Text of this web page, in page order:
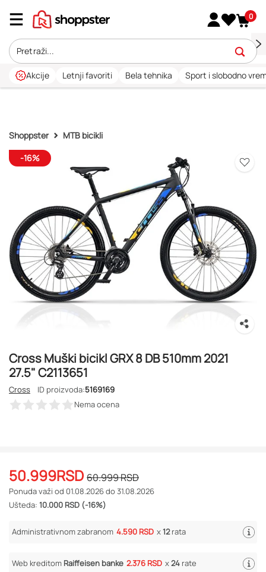
0
Akcije Letnji favoriti Bela tehnika Sport i slobodno
Shoppster
MTB bicikli
-16%
Cross Muški bicikl GRX 8 DB 510mm 2021
27.5" C2113651
Cross ID proizvoda:5169169
Nema ocena
50.999RSD 60.999RSD
Ponuda važi od 01.08.2026 do 31.08.2026
Ušteda: 10.000 RSD (-16%)
Administrativnom zabranom 4.590 RSD x12rata
Web kreditom Raiffeisen banke 2.376 RSD x24 rate